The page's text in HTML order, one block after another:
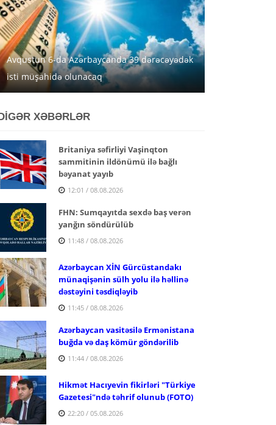
Avqustun 6-da Azərbaycanda 39 dərəcəyədək
isti müşahidə olunacaq
XƏBƏRLƏR
Britaniya səfirliyi Vaşinqton
sammitinin ildönümü ilə bağlı
bəyanat yayıb
12:01 / 08.08.2026
FHN: Sumqayıtda sexdə baş verən
yanğın söndürülüb
11:48 / 08.08.2026
Azərbaycan XİN Gürcüstandakı
münaqişənin sülh yolu ilə həllinə
dəstəyini təsdiqləyib
11:45 / 08.08.2026
Azərbaycan vasitəsilə Ermənistana
buğda və daş kömür göndərilib
11:44 / 08.08.2026
Hikmət Hacıyevin fikirləri "Türkiye
Gazetesi"ndə təhrif olunub (FOTO)
22:20 / 05.08.2026